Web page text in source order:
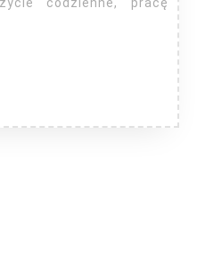
codzienne, pracę